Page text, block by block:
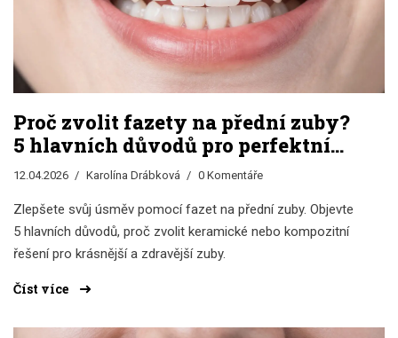
Proč zvolit fazety na přední zuby?
5 hlavních důvodů pro perfektní
úsměv
12.04.2026 Karolína Drábková 0 Komentáře
Zlepšete svůj úsměv pomocí fazet na přední zuby. Objevte
5 hlavních důvodů, proč zvolit keramické nebo kompozitní
řešení pro krásnější a zdravější zuby.
Číst více